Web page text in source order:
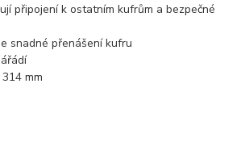
připojení k ostatním kufrům a bezpečné
snadné přenášení kufru
mm